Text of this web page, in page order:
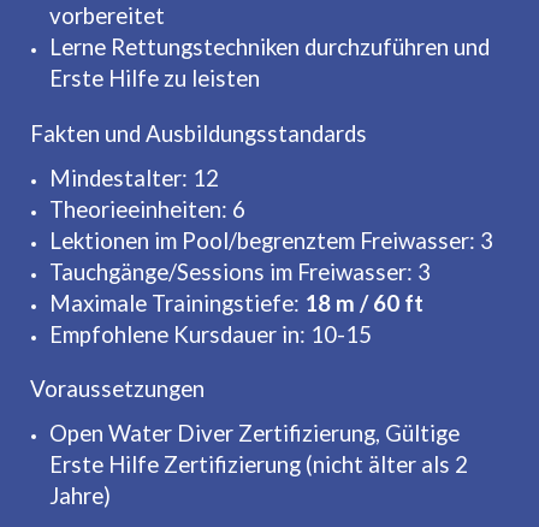
vorbereitet
Lerne Rettungstechniken durchzuführen und
Erste Hilfe zu leisten
Fakten und Ausbildungsstandards
Mindestalter: 12
Theorieeinheiten: 6
Lektionen im Pool/begrenztem Freiwasser: 3
Tauchgänge/Sessions im Freiwasser: 3
Maximale Trainingstiefe: 18 m / 60 ft
Empfohlene Kursdauer in: 10-15
Voraussetzungen
Open Water Diver Zertifizierung, Gültige
Erste Hilfe Zertifizierung (nicht älter als 2
Jahre)